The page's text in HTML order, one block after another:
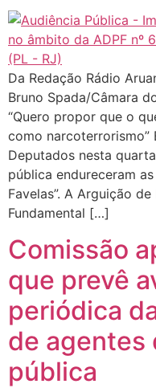
Da Redação Rádio
Bruno Spada/Câmara
“Quero propor que o
como narcoterrorismo”
Deputados nesta
pública endureceram
Favelas”. A Arguição
Fundamental […]
Comissão
que prevê
periódica
de agentes
pública